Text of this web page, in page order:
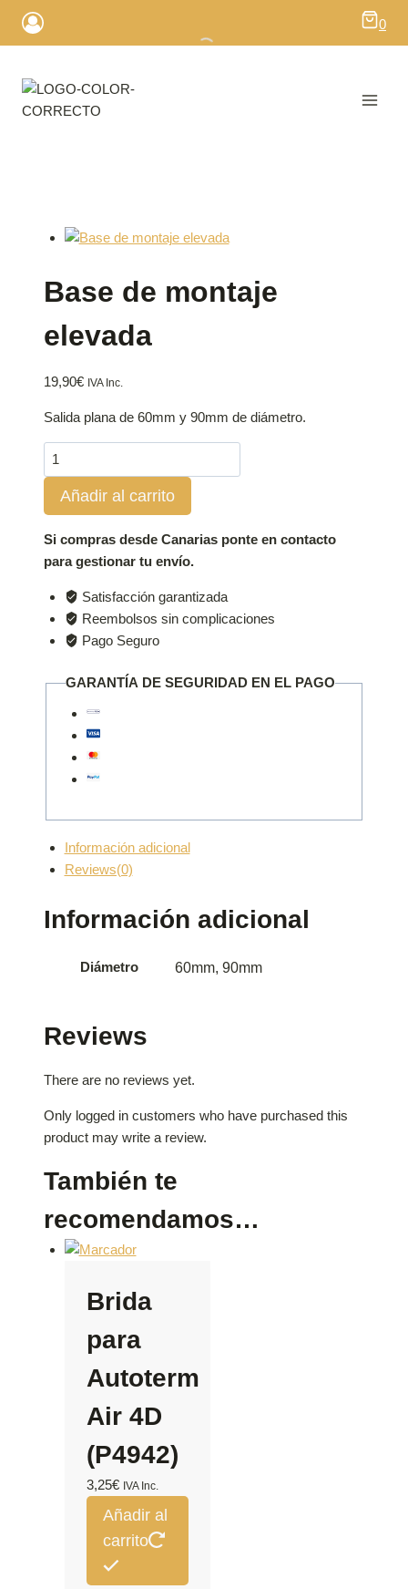
Saltar
0
Base de montaje
elevada
19,90€ IVA Inc.
Salida plana de 60mm y 90mm de diámetro.
Base
de
montaje
elevada
cantidad
Añadir al carrito
Si compras desde Canarias ponte en contacto
para gestionar tu envío.
Satisfacción garantizada
Reembolsos sin complicaciones
Pago Seguro
GARANTÍA DE SEGURIDAD EN EL PAGO
Información adicional
Reviews(0)
Información adicional
Diámetro 60mm, 90mm
Reviews
There are no reviews yet.
Only logged in customers who have purchased this
product may write a review.
También te
recomendamos…
Brida
para
Autoterm
Air 4D
(P4942)
3,25€ IVA Inc.
Añadir al
carrito